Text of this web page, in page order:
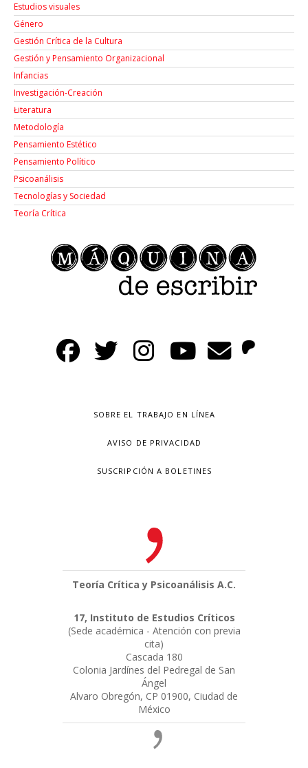
Estudios visuales
Género
Gestión Crítica de la Cultura
Gestión y Pensamiento Organizacional
Infancias
Investigación-Creación
Łiteratura
Metodología
Pensamiento Estético
Pensamiento Político
Psicoanálisis
Tecnologías y Sociedad
Teoría Crítica
SOBRE EL TRABAJO EN LÍNEA
AVISO DE PRIVACIDAD
SUSCRIPCIÓN A BOLETINES
Teoría Crítica y Psicoanálisis A.C.
17, Instituto de Estudios Críticos
(Sede académica - Atención con previa
cita)
Cascada 180
Colonia Jardínes del Pedregal de San
Ángel
Alvaro Obregón, CP 01900, Ciudad de
México